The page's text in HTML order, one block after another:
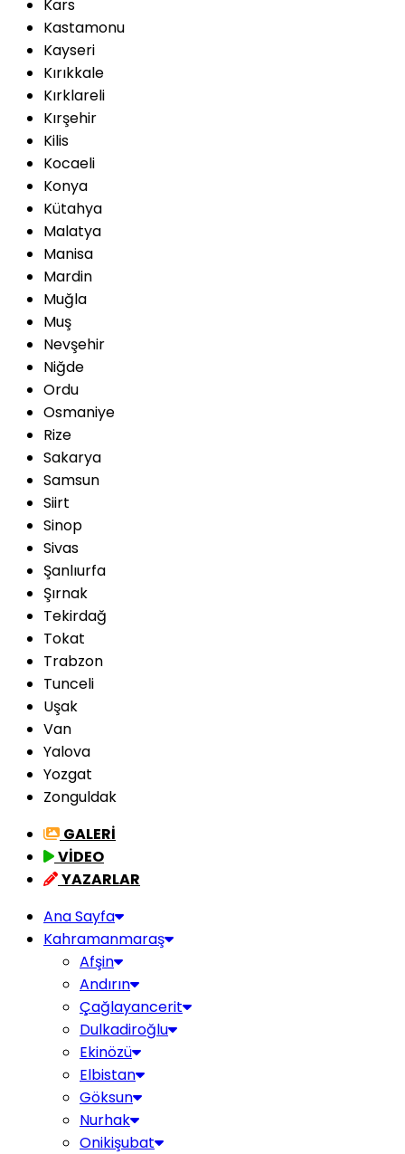
Kars
Kastamonu
Kayseri
Kırıkkale
Kırklareli
Kırşehir
Kilis
Kocaeli
Konya
Kütahya
Malatya
Manisa
Mardin
Muğla
Muş
Nevşehir
Niğde
Ordu
Osmaniye
Rize
Sakarya
Samsun
Siirt
Sinop
Sivas
Şanlıurfa
Şırnak
Tekirdağ
Tokat
Trabzon
Tunceli
Uşak
Van
Yalova
Yozgat
Zonguldak
GALERİ
VİDEO
YAZARLAR
Ana Sayfa
Kahramanmaraş
Afşin
Andırın
Çağlayancerit
Dulkadiroğlu
Ekinözü
Elbistan
Göksun
Nurhak
Onikişubat